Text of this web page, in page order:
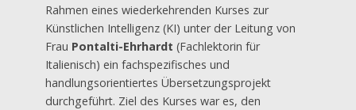
Rahmen eines wiederkehrenden Kurses zur
Künstlichen Intelligenz (KI) unter der Leitung von
Frau Pontalti-Ehrhardt (Fachlektorin für
Italienisch) ein fachspezifisches und
handlungsorientiertes Übersetzungsprojekt
durchgeführt. Ziel des Kurses war es, den